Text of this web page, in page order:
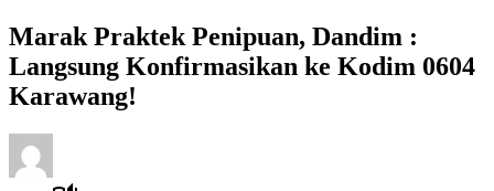
Marak Praktek Penipuan, Dandim :
Langsung Konfirmasikan ke Kodim 0604
Karawang!